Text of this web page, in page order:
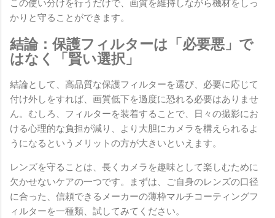
この使い分けを行うだけで、画質を維持しながら機材をしっ
かりと守ることができます。
結論：保護フィルターは「必要悪」で
はなく「賢い選択」
結論として、高品質な保護フィルターを選び、必要に応じて
付け外しをすれば、画質低下を過度に恐れる必要はありませ
ん。むしろ、フィルターを装着することで、日々の撮影にお
ける心理的な負担が減り、より大胆にカメラを構えられるよ
うになるというメリットの方が大きいといえます。
レンズを守ることは、長くカメラを趣味として楽しむために
欠かせないケアの一つです。まずは、ご自身のレンズの口径
に合った、信頼できるメーカーの薄枠マルチコーティングフ
ィルターを一種類、試してみてください。